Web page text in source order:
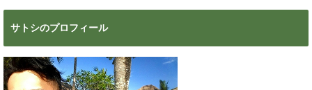
サトシのプロフィール